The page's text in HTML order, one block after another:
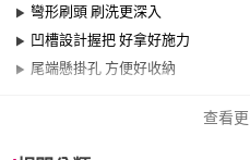
彎形刷頭 刷洗更深入
凹槽設計握把 好拿好施力
尾端懸掛孔 方便好收納
查看